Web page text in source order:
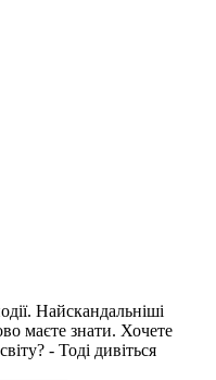
Найскандальніші
маєте знати. Хочете
- Тоді дивіться